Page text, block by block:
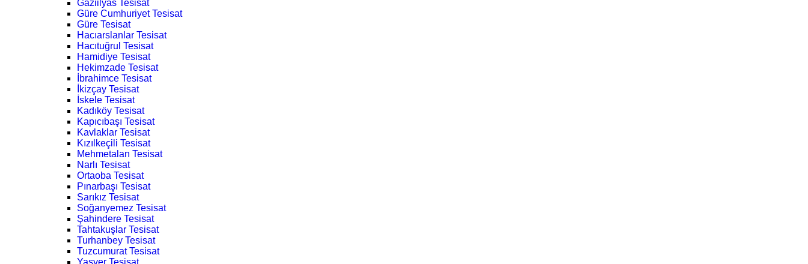
Gaziilyas Tesisat
Güre Cumhuriyet Tesisat
Güre Tesisat
Hacıarslanlar Tesisat
Hacıtuğrul Tesisat
Hamidiye Tesisat
Hekimzade Tesisat
İbrahimce Tesisat
İkizçay Tesisat
İskele Tesisat
Kadıköy Tesisat
Kapıcıbaşı Tesisat
Kavlaklar Tesisat
Kızılkeçili Tesisat
Mehmetalan Tesisat
Narlı Tesisat
Ortaoba Tesisat
Pınarbaşı Tesisat
Sarıkız Tesisat
Soğanyemez Tesisat
Şahindere Tesisat
Tahtakuşlar Tesisat
Turhanbey Tesisat
Tuzcumurat Tesisat
Yaşyer Tesisat